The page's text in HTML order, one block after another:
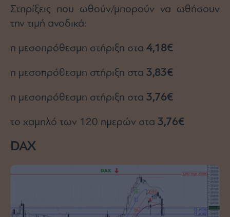
Στηρίξεις που ωθούν/μπορούν να ωθήσουν
την τιμή ανοδικά:
η μεσοπρόθεσμη στήριξη στα 4,18€
η μεσοπρόθεσμη στήριξη στα 3,83€
η μεσοπρόθεσμη στήριξη στα 3,76€
το χαμηλό των 120 ημερών στα 3,76€
DAX